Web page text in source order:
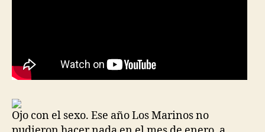
Ojo con el sexo. Ese año Los Marinos no